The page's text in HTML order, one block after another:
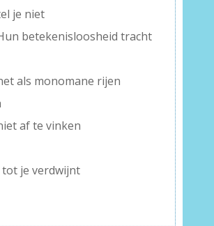
niet
tracht
monomane rijen
te vinken
tot je verdwijnt